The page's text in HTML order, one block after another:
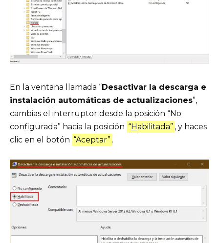
En la ventana llamada “Desactivar la descarga e
instalación automáticas de actualizaciones”,
cambias el interruptor desde la posición “No
configurada” hacia la posición “Habilitada” , y haces
clic en el botón “Aceptar” .